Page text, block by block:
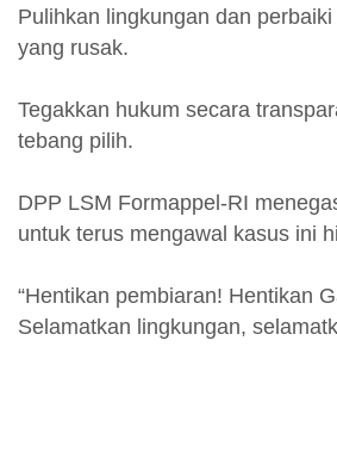
Pulihkan lingkungan dan
yang rusak.
Tegakkan hukum secara
tebang pilih.
DPP LSM Formappel-RI
untuk terus mengawal kasus ini
“Hentikan pembiaran! Hentikan
Selamatkan lingkungan,